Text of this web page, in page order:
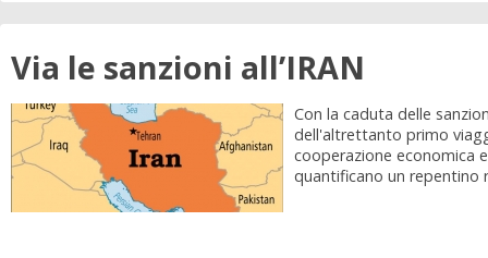
Via le sanzioni all’IRAN
Con la caduta delle
dell'altrettanto primo
cooperazione economica
quantificano un repentino